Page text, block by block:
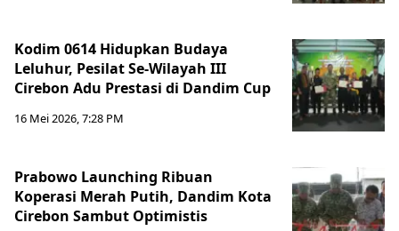
Kodim 0614 Hidupkan Budaya
Leluhur, Pesilat Se-Wilayah III
Cirebon Adu Prestasi di Dandim Cup
16 Mei 2026, 7:28 PM
Prabowo Launching Ribuan
Koperasi Merah Putih, Dandim Kota
Cirebon Sambut Optimistis